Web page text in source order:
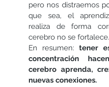
pero nos distraemos
que sea, el
realiza de forma
cerebro no se fortalece.
En resumen: tener
concentración
cerebro aprenda,
nuevas conexiones.